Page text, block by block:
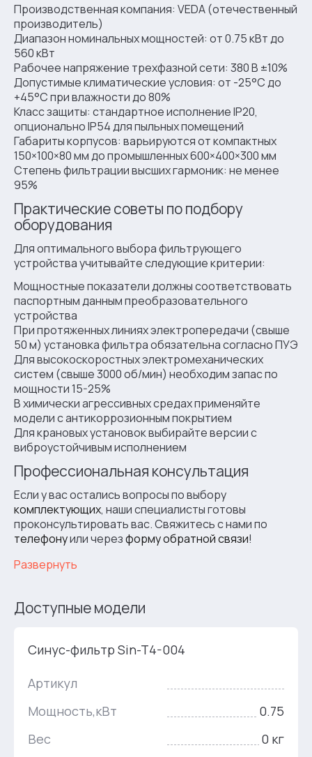
Производственная компания: VEDA (отечественный
производитель)
Диапазон номинальных мощностей: от 0.75 кВт до
560 кВт
Рабочее напряжение трехфазной сети: 380 В ±10%
Допустимые климатические условия: от -25°C до
+45°C при влажности до 80%
Класс защиты: стандартное исполнение IP20,
опционально IP54 для пыльных помещений
Габариты корпусов: варьируются от компактных
150×100×80 мм до промышленных 600×400×300 мм
Степень фильтрации высших гармоник: не менее
95%
Практические советы по подбору
оборудования
Для оптимального выбора фильтрующего
устройства учитывайте следующие критерии:
Мощностные показатели должны соответствовать
паспортным данным преобразовательного
устройства
При протяженных линиях электропередачи (свыше
50 м) установка фильтра обязательна согласно ПУЭ
Для высокоскоростных электромеханических
систем (свыше 3000 об/мин) необходим запас по
мощности 15-25%
В химически агрессивных средах применяйте
модели с антикоррозионным покрытием
Для крановых установок выбирайте версии с
виброустойчивым исполнением
Профессиональная консультация
Если у вас остались вопросы по выбору
комплектующих, наши специалисты готовы
проконсультировать вас. Свяжитесь с нами по
телефонуили черезформу обратной связи!
Развернуть
Доступные модели
Синус-фильтр Sin-T4-004
Артикул
Мощность,кВт
0.75
Вес
0 кг